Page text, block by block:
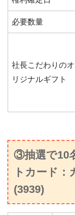
必要数量
社長こだわりのオ
リジナルギフト
③抽選で10
トカード
(3939)